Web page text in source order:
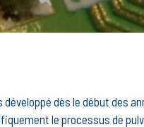
dès le début des
le processus de